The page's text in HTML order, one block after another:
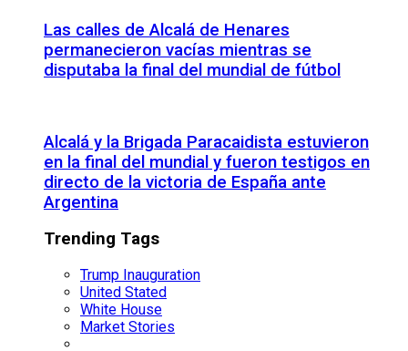
Las calles de Alcalá de Henares
permanecieron vacías mientras se
disputaba la final del mundial de fútbol
Alcalá y la Brigada Paracaidista estuvieron
en la final del mundial y fueron testigos en
directo de la victoria de España ante
Argentina
Trending Tags
Trump Inauguration
United Stated
White House
Market Stories